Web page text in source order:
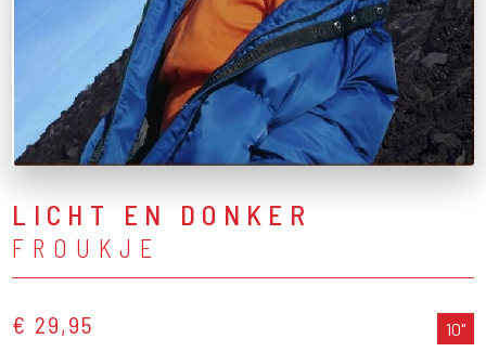
LICHT EN DONKER
FROUKJE
€ 29,95 10"